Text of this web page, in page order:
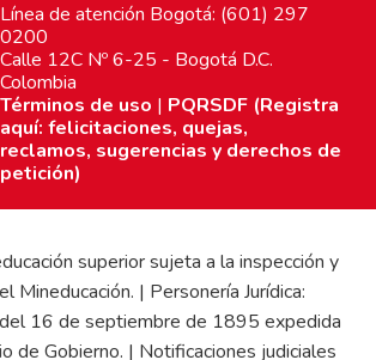
Línea de atención Bogotá: (601) 297
0200
Calle 12C Nº 6-25 - Bogotá D.C.
Colombia
Términos de uso | PQRSDF (Registra
aquí: felicitaciones, quejas,
reclamos, sugerencias y derechos de
petición)
superior sujeta a la inspección y
Mineducación. | Personería Jurídica:
16 de septiembre de 1895 expedida
de Gobierno. | Notificaciones judiciales